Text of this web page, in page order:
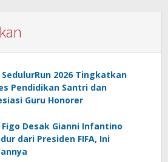
2026 Tingkatkan
Pendidikan Santri dan
Guru Honorer
Figo Desak Gianni Infantino
dari Presiden FIFA, Ini